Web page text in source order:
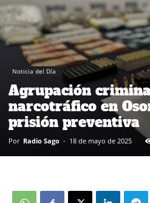
Noticia del Día
Agrupación
narcotráfico en
prisión preventiva
Por Radio Sago - 18 de mayo de 2025